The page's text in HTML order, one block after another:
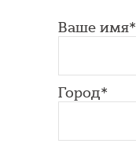
Ваше имя*
Город*